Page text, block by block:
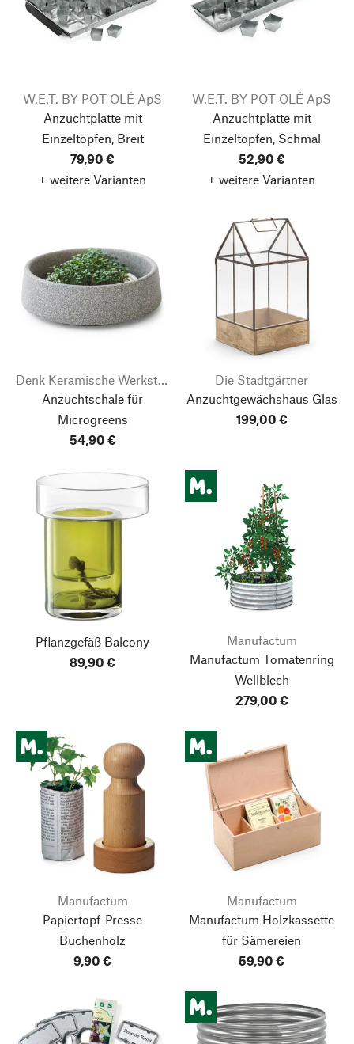
W.E.T. BY POT OLÉ ApS
Anzuchtplatte mit
Einzeltöpfen, Breit
79,90 €
+ weitere Varianten
W.E.T. BY POT OLÉ ApS
Anzuchtplatte mit
Einzeltöpfen, Schmal
52,90 €
+ weitere Varianten
Denk Keramische Werkstätten
Anzuchtschale für
Microgreens
54,90 €
Die Stadtgärtner
Anzuchtgewächshaus Glas
199,00 €
Pflanzgefäß Balcony
89,90 €
Manufactum
Manufactum Tomatenring
Wellblech
279,00 €
Manufactum
Papiertopf-Presse
Buchenholz
9,90 €
Manufactum
Manufactum Holzkassette
für Sämereien
59,90 €